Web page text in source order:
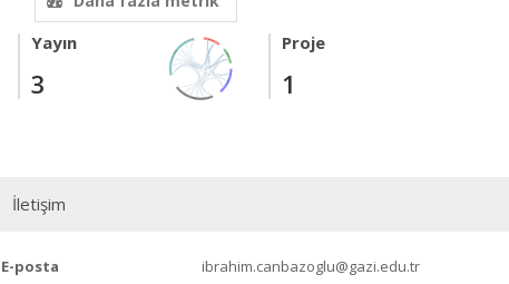
Yayın
3
Proje
1
İletişim
E-posta
ibrahim.canbazoglu@gazi.edu.tr